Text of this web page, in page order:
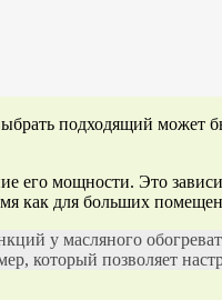
подходящий может
его мощности. Это
как для больших
у масляного
который позволяет